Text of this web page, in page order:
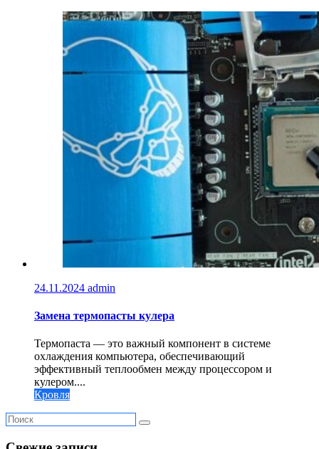
24.11.2024 admin
Замена термопасты кулера
Термопаста — это важный компонент в системе
охлаждения компьютера, обеспечивающий
эффективный теплообмен между процессором и
кулером....
Кровля